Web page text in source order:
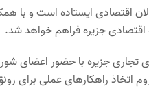
اقتصادی ایستاده است و با
اقتصادی جزیره فراهم خواهد شد.
جزیره با حضور اعضای
اتخاذ راهکارهای عملی برای